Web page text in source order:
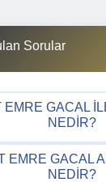
Sorular
EMRE GACAL
NEDIR?
EMRE GACAL
NEDIR?